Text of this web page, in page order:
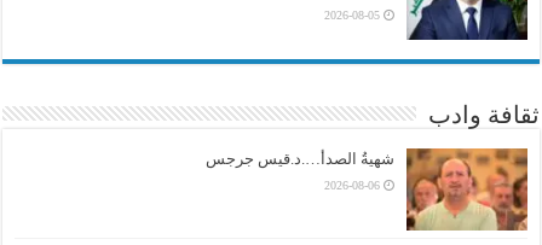
2026-08-05
ثقافة وادب
شهيةُ الصدأ….د.قيس جرجس
2026-08-06